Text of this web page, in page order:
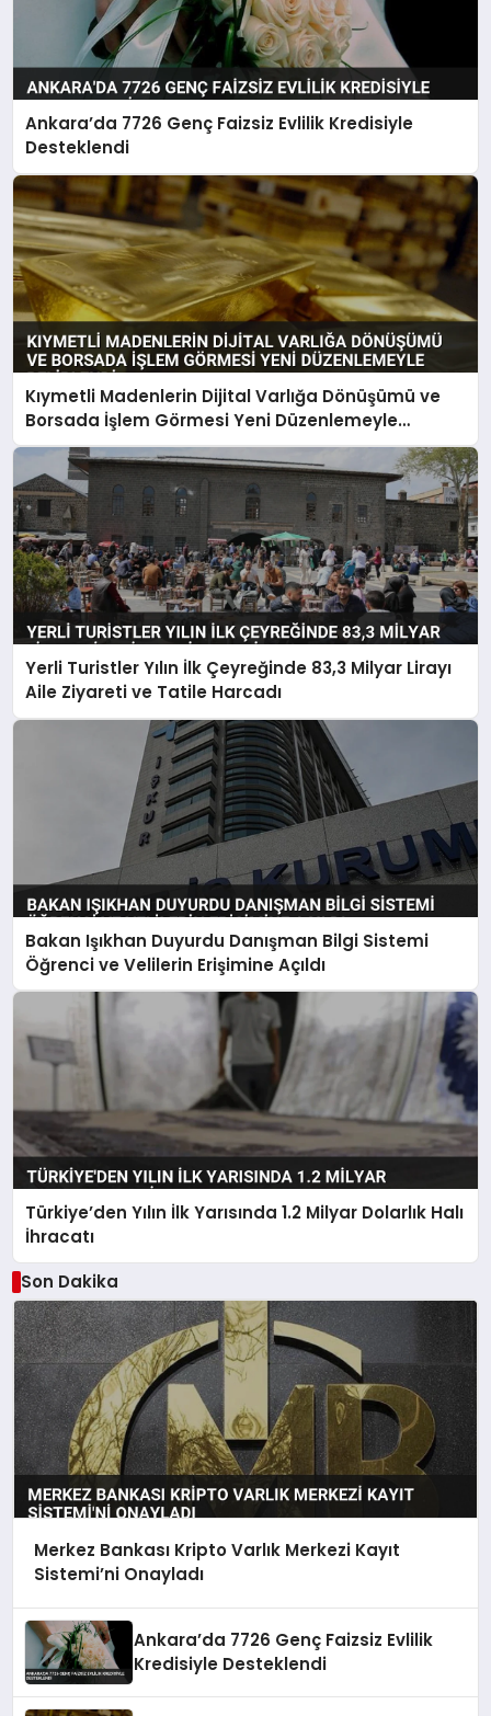
Ankara’da 7726 Genç Faizsiz Evlilik Kredisiyle
Desteklendi
Kıymetli Madenlerin Dijital Varlığa Dönüşümü ve
Borsada İşlem Görmesi Yeni Düzenlemeyle
Belirlendi
Yerli Turistler Yılın İlk Çeyreğinde 83,3 Milyar Lirayı
Aile Ziyareti ve Tatile Harcadı
Bakan Işıkhan Duyurdu Danışman Bilgi Sistemi
Öğrenci ve Velilerin Erişimine Açıldı
Türkiye’den Yılın İlk Yarısında 1.2 Milyar Dolarlık Halı
İhracatı
Son Dakika
Merkez Bankası Kripto Varlık Merkezi Kayıt
Sistemi’ni Onayladı
Ankara’da 7726 Genç Faizsiz Evlilik
Kredisiyle Desteklendi